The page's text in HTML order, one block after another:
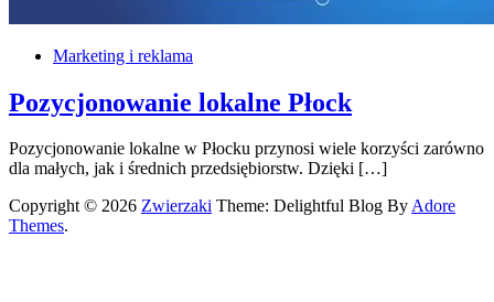
Marketing i reklama
Pozycjonowanie lokalne Płock
Pozycjonowanie lokalne w Płocku przynosi wiele korzyści zarówno
dla małych, jak i średnich przedsiębiorstw. Dzięki […]
Copyright © 2026 Zwierzaki Theme: Delightful Blog ByAdore
Themes.